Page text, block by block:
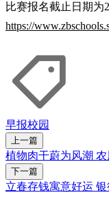
比赛报名截止日期为
https://
早报校园
上一篇
植物肉干蔚为风潮
下一篇
立春存钱寓意好运